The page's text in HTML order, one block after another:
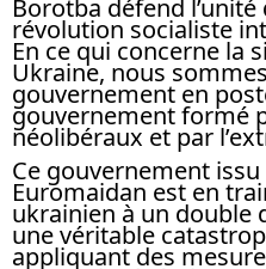
Borotba défend
révolution socialiste
En ce qui concerne la
Ukraine, nous
gouvernement en
gouvernement formé
néolibéraux et par
Ce gouvernement
Euromaidan est en
ukrainien à un double
une véritable
appliquant des